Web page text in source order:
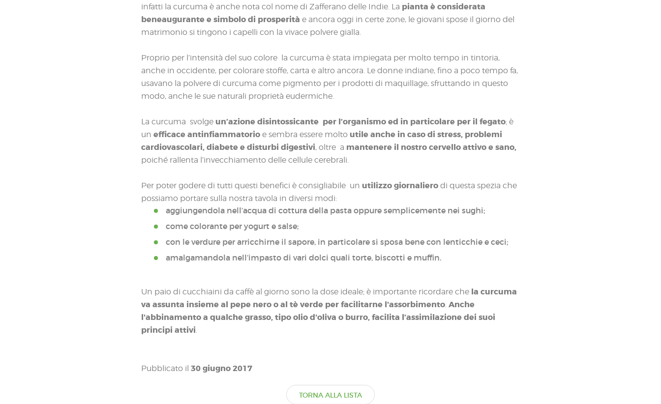
infatti la curcuma è anche nota col nome di Zafferano delle Indie. La pianta è considerata
beneaugurante e simbolo di prosperità e ancora oggi in certe zone, le giovani spose il giorno del
matrimonio si tingono i capelli con la vivace polvere gialla.
Proprio per l’intensità del suo colore la curcuma è stata impiegata per molto tempo in tintoria,
anche in occidente, per colorare stoffe, carta e altro ancora. Le donne indiane, fino a poco tempo fa,
usavano la polvere di curcuma come pigmento per i prodotti di maquillage, sfruttando in questo
modo, anche le sue naturali proprietà eudermiche.
La curcuma svolge un’azione disintossicante per l’organismo ed in particolare per il fegato; è
un efficace antinfiammatorio e sembra essere molto utile anche in caso di stress, problemi
cardiovascolari, diabete e disturbi digestivi, oltre a mantenere il nostro cervello attivo e sano,
poiché rallenta l’invecchiamento delle cellule cerebrali.
Per poter godere di tutti questi benefici è consigliabile un utilizzo giornaliero di questa spezia che
possiamo portare sulla nostra tavola in diversi modi:
aggiungendola nell’acqua di cottura della pasta oppure semplicemente nei sughi;
come colorante per yogurt e salse;
con le verdure per arricchirne il sapore, in particolare si sposa bene con lenticchie e ceci;
amalgamandola nell’impasto di vari dolci quali torte, biscotti e muffin.
Un paio di cucchiaini da caffè al giorno sono la dose ideale; è importante ricordare che la curcuma
va assunta insieme al pepe nero o al tè verde per facilitarne l'assorbimento. Anche
l'abbinamento a qualche grasso, tipo olio d'oliva o burro, facilita l’assimilazione dei suoi
principi attivi.
Pubblicato il 30 giugno 2017
TORNA ALLA LISTA